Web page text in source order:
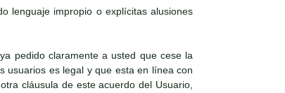
lenguaje impropio o explícitas alusiones
pedido claramente a usted que cese la
usuarios es legal y que esta en línea con
cláusula de este acuerdo del Usuario,